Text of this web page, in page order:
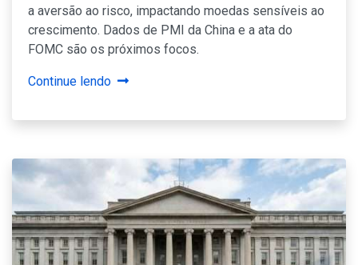
a aversão ao risco, impactando moedas sensíveis ao
crescimento. Dados de PMI da China e a ata do
FOMC são os próximos focos.
Continue lendo